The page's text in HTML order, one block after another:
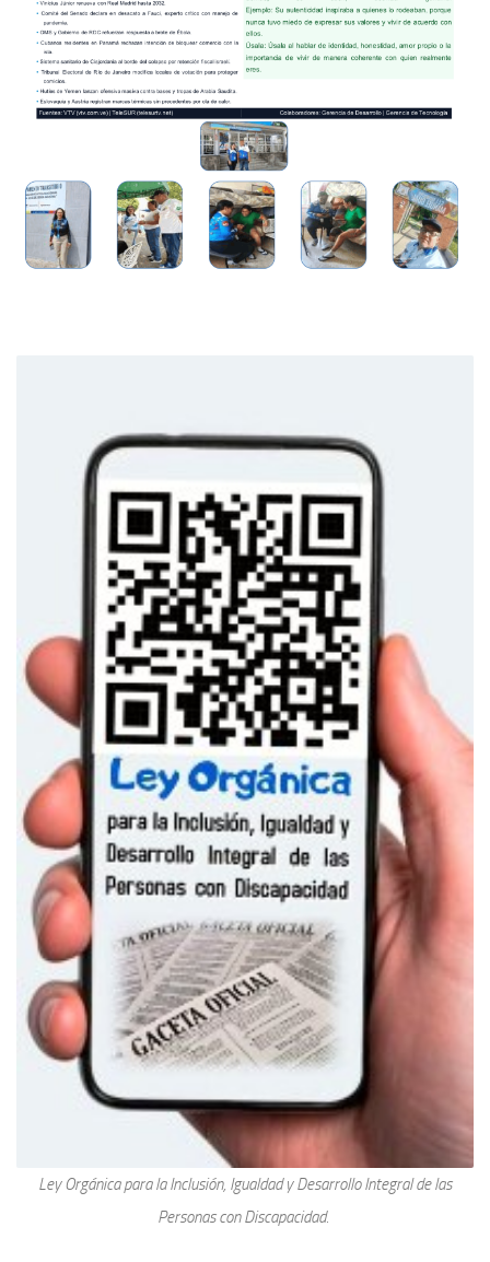
Ley Orgánica para la Inclusión, Igualdad y Desarrollo Integral de las
Personas con Discapacidad.